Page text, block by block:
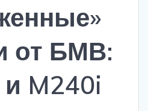
от БМВ:
M240i